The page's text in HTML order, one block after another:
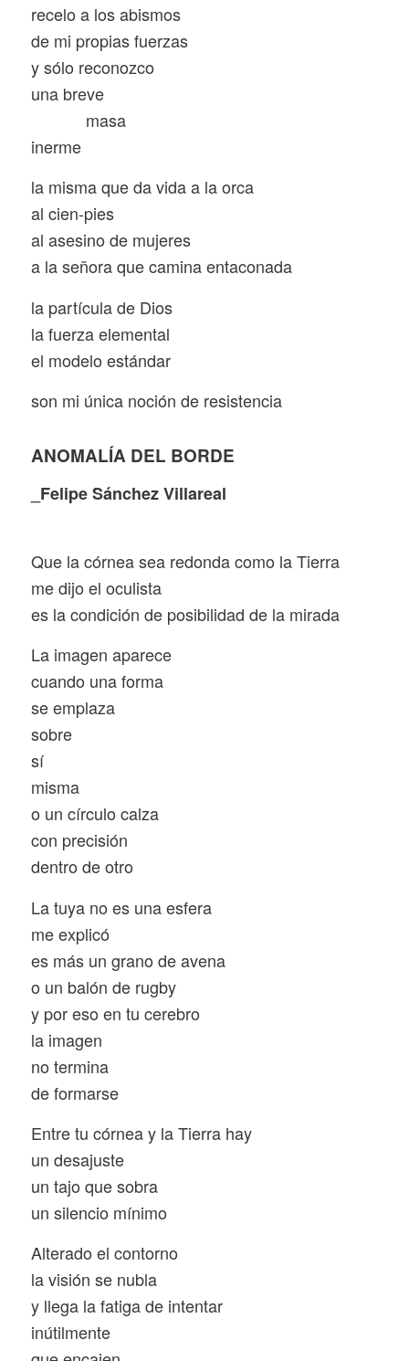
recelo a los abismos
de mi propias fuerzas
y sólo reconozco
una breve
masa
inerme
la misma que da vida a la orca
al cien-pies
al asesino de mujeres
a la señora que camina entaconada
la partícula de Dios
la fuerza elemental
el modelo estándar
son mi única noción de resistencia
ANOMALÍA DEL BORDE
_Felipe Sánchez Villareal
Que la córnea sea redonda como la Tierra
me dijo el oculista
es la condición de posibilidad de la mirada
La imagen aparece
cuando una forma
se emplaza
sobre
sí
misma
o un círculo calza
con precisión
dentro de otro
La tuya no es una esfera
me explicó
es más un grano de avena
o un balón de rugby
y por eso en tu cerebro
la imagen
no termina
de formarse
Entre tu córnea y la Tierra hay
un desajuste
un tajo que sobra
un silencio mínimo
Alterado el contorno
la visión se nubla
y llega la fatiga de intentar
inútilmente